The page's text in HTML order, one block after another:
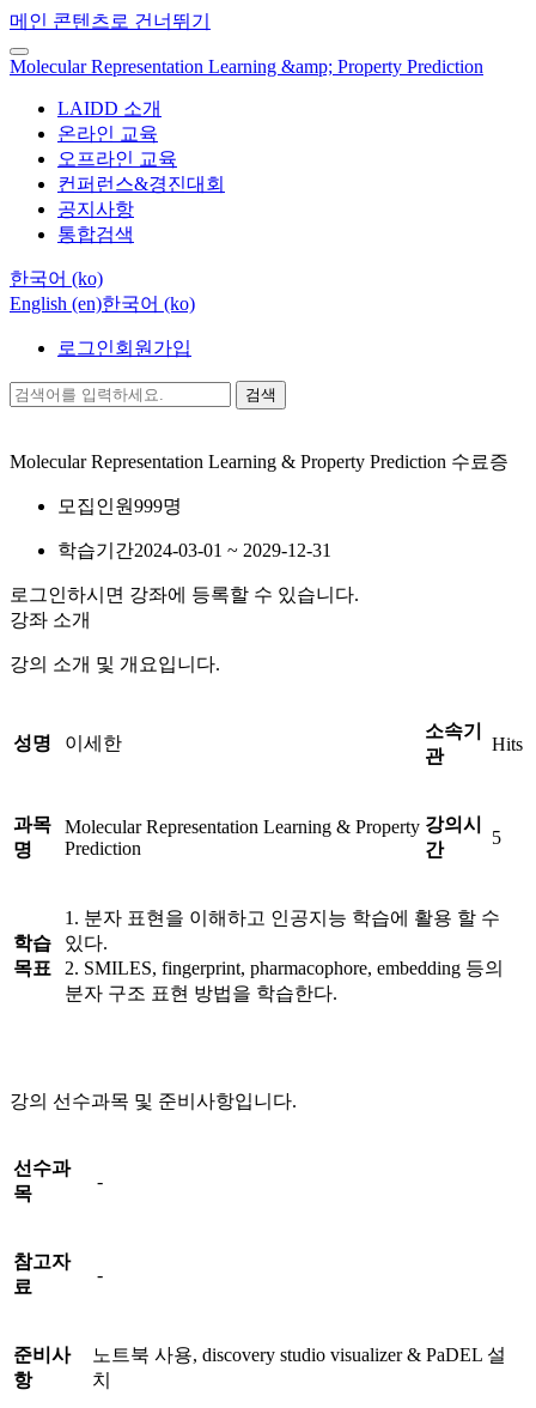
메인 콘텐츠로 건너뛰기
Molecular Representation Learning &amp; Property Prediction
LAIDD 소개
온라인 교육
오프라인 교육
컨퍼런스&경진대회
공지사항
통합검색
한국어 ‎(ko)‎
English ‎(en)‎한국어 ‎(ko)‎
로그인회원가입
검색
Molecular Representation Learning & Property Prediction 수료증
모집인원999명
학습기간2024-03-01 ~ 2029-12-31
로그인하시면 강좌에 등록할 수 있습니다.
강좌 소개
강의 소개 및 개요입니다.
성명 이세한
소속기
관
Hits
과목
명
Molecular Representation Learning & Property
Prediction
강의시
간
5
학습
목표
1. 분자 표현을 이해하고 인공지능 학습에 활용 할 수
있다.
2. SMILES, fingerprint, pharmacophore, embedding 등의
분자 구조 표현 방법을 학습한다.
강의 선수과목 및 준비사항입니다.
선수과
목
-
참고자
료
-
준비사
항
노트북 사용, discovery studio visualizer & PaDEL 설
치